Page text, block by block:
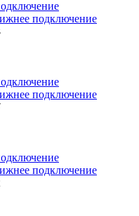
подключение
подключение
подключение